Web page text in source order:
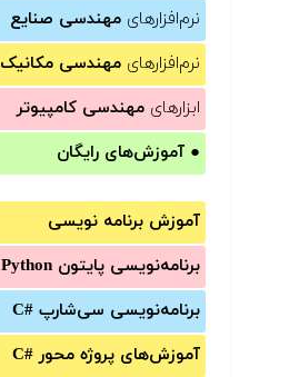
نرم‌افزارهای مهندسی صنایع
نرم‌افزارهای مهندسی مکانیک
ابزارهای مهندسی کامپیوتر
● آموزش‌های رایگان
آموزش برنامه نویسی
برنامه‌نویسی پایتون Python
برنامه‌‌نویسی سی‌شارپ C#‎
آموزش‌های پروژه محور #C